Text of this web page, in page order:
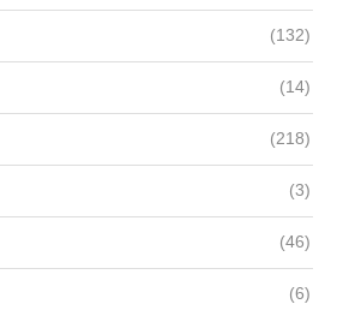
(132)
(14)
(218)
(3)
(46)
(6)